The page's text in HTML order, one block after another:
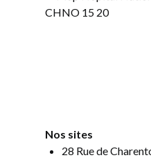
Nos sites
28 Rue de